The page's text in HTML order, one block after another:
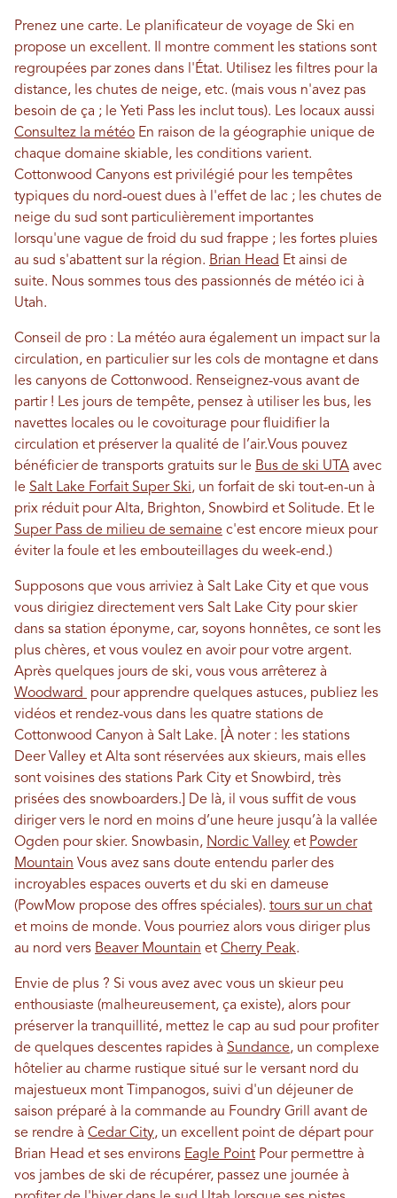
Prenez une carte. Le planificateur de voyage de Ski en
propose un excellent. Il montre comment les stations sont
regroupées par zones dans l'État. Utilisez les filtres pour la
distance, les chutes de neige, etc. (mais vous n'avez pas
besoin de ça ; le Yeti Pass les inclut tous). Les locaux aussi
Consultez la météo En raison de la géographie unique de
chaque domaine skiable, les conditions varient.
Cottonwood Canyons est privilégié pour les tempêtes
typiques du nord-ouest dues à l'effet de lac ; les chutes de
neige du sud sont particulièrement importantes
lorsqu'une vague de froid du sud frappe ; les fortes pluies
au sud s'abattent sur la région. Brian Head Et ainsi de
suite. Nous sommes tous des passionnés de météo ici à
Utah.
Conseil de pro : La météo aura également un impact sur la
circulation, en particulier sur les cols de montagne et dans
les canyons de Cottonwood. Renseignez-vous avant de
partir ! Les jours de tempête, pensez à utiliser les bus, les
navettes locales ou le covoiturage pour fluidifier la
circulation et préserver la qualité de l’air.Vous pouvez
bénéficier de transports gratuits sur le Bus de ski UTA avec
le Salt Lake Forfait Super Ski, un forfait de ski tout-en-un à
prix réduit pour Alta, Brighton, Snowbird et Solitude. Et le
Super Pass de milieu de semaine c'est encore mieux pour
éviter la foule et les embouteillages du week-end.)
Supposons que vous arriviez à Salt Lake City et que vous
vous dirigiez directement vers Salt Lake City pour skier
dans sa station éponyme, car, soyons honnêtes, ce sont les
plus chères, et vous voulez en avoir pour votre argent.
Après quelques jours de ski, vous vous arrêterez à
Woodward
pour apprendre quelques astuces, publiez les
vidéos et rendez-vous dans les quatre stations de
Cottonwood Canyon à Salt Lake. [À noter : les stations
Deer Valley et Alta sont réservées aux skieurs, mais elles
sont voisines des stations Park City et Snowbird, très
prisées des snowboarders.] De là, il vous suffit de vous
diriger vers le nord en moins d’une heure jusqu’à la vallée
Ogden pour skier. Snowbasin, Nordic Valley et Powder
Mountain Vous avez sans doute entendu parler des
incroyables espaces ouverts et du ski en dameuse
(PowMow propose des offres spéciales). tours sur un chat
et moins de monde. Vous pourriez alors vous diriger plus
au nord vers Beaver Mountain et Cherry Peak.
Envie de plus ? Si vous avez avec vous un skieur peu
enthousiaste (malheureusement, ça existe), alors pour
préserver la tranquillité, mettez le cap au sud pour profiter
de quelques descentes rapides à Sundance, un complexe
hôtelier au charme rustique situé sur le versant nord du
majestueux mont Timpanogos, suivi d'un déjeuner de
saison préparé à la commande au Foundry Grill avant de
se rendre à Cedar City, un excellent point de départ pour
Brian Head et ses environs Eagle Point Pour permettre à
vos jambes de ski de récupérer, passez une journée à